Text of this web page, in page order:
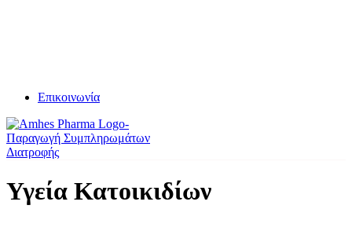
Επικοινωνία
Υγεία Κατοικιδίων